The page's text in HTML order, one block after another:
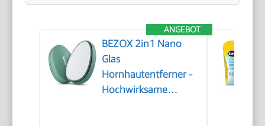
ANGEBOT
BEZOX 2in1 Nano
Glas
Hornhautentferner -
Hochwirksame